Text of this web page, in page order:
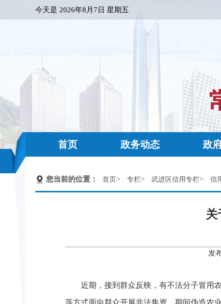
今天是 2026年8月7日 星期五
首页 政务动态 政
您当前的位置： 首页> 专栏> 武进区信用专栏> 信
关
发
近期，接到群众反映，有不法分子冒用
等方式面向群众开展非法集资，期间伪造农